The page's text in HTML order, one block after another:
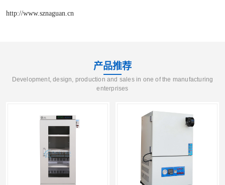
http://www.sznaguan.cn
产品推荐
Development, design, production and sales in one of the manufacturing
enterprises